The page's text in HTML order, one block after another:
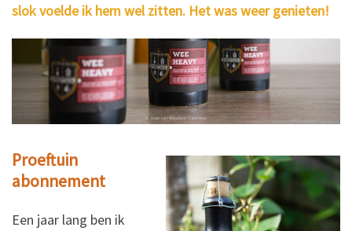
slok voelde ik hem wel zitten. Het was weer genieten!
Proeftuin
abonnement
Een jaar lang ben ik